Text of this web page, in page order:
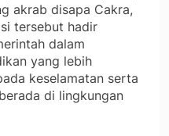
akrab disapa Cakra,
tersebut hadir
dalam
yang lebih
keselamatan serta
di lingkungan